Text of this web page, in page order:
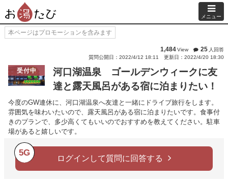
メニュー
本ページはプロモーションを含みます
1,484View 25 人回答
質問公開日：2022/4/12 18:11
更新日：2022/4/20 18:30
受付中
河口湖温泉 ゴールデンウィークに友
達と露天風呂がある宿に泊まりたい！
今度のGW連休に、河口湖温泉へ友達と一緒にドライブ旅行をします。
雰囲気を味わいたいので、露天風呂がある宿に泊まりたいです。食事付
きのプランで、多少高くてもいいのでおすすめを教えてください。駐車
場があると嬉しいです。
5G
ログインして質問に回答する